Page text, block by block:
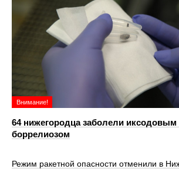
Внимание!
64 нижегородца заболели
боррелиозом
Режим ракетной опасности отменили в